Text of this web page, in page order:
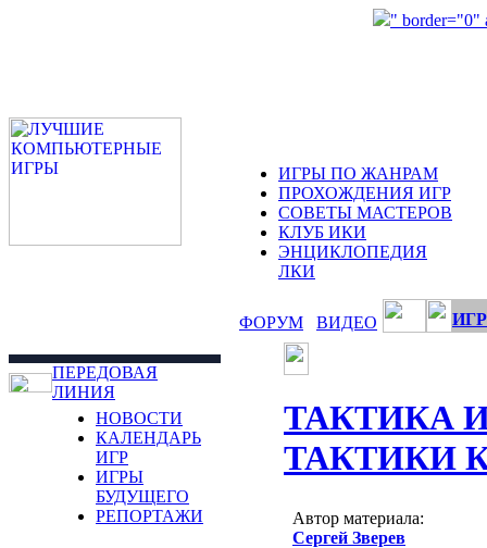
" border="0"
ИГРЫ ПО ЖАНРАМ
ПРОХОЖДЕНИЯ ИГР
СОВЕТЫ МАСТЕРОВ
КЛУБ ИКИ
ЭНЦИКЛОПЕДИЯ
ЛКИ
ФОРУМ ВИДЕО
ПЕРЕДОВАЯ
ЛИНИЯ
НОВОСТИ
КАЛЕНДАРЬ
ИГР
ИГРЫ
БУДУЩЕГО
РЕПОРТАЖИ
ТАКТИКА
ТАКТИКИ
Автор материала:
Сергей Зверев